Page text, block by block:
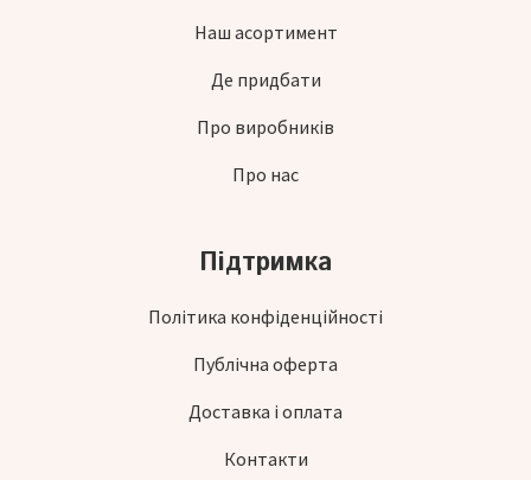
Наш асортимент
Де придбати
Про виробників
Про нас
Підтримка
Політика конфіденційності
Публічна оферта
Доставка і оплата
Контакти